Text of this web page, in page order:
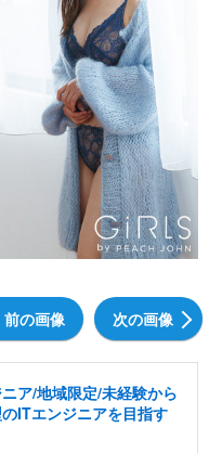
前の画像 次の画像
ア/地域限定/未経験から
ITエンジニアを目指す